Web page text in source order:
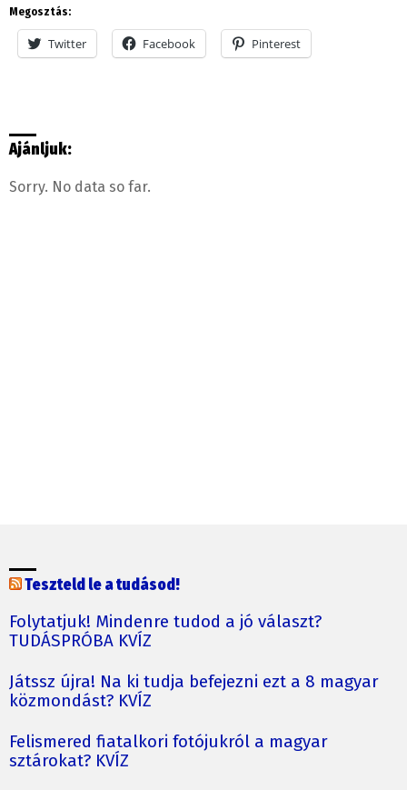
Megosztás:
Twitter Facebook Pinterest
Ajánljuk:
Sorry. No data so far.
Teszteld le a tudásod!
Folytatjuk! Mindenre tudod a jó választ?
TUDÁSPRÓBA KVÍZ
Játssz újra! Na ki tudja befejezni ezt a 8 magyar
közmondást? KVÍZ
Felismered fiatalkori fotójukról a magyar
sztárokat? KVÍZ